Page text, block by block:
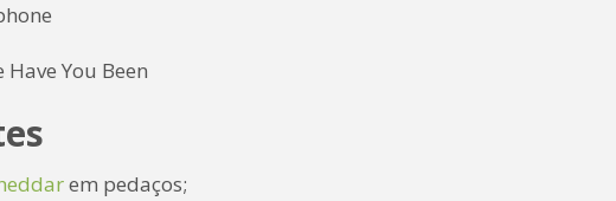
You Been
em pedaços;